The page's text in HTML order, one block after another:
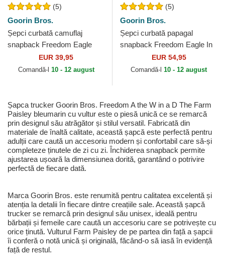
(5)
Goorin Bros.
Șepci curbată camuflaj
snapback Freedom Eagle
Camouflage Seasonal Real
Tree The Farm Goorin Bros.
EUR 39,95
Comandă-l 10 - 12 august
(5)
Goorin Bros.
Șepci curbată papagal
snapback Freedom Eagle In
The Element The Farm
Goorin Bros.
EUR 54,95
Comandă-l 10 - 12 august
Șapca trucker Goorin Bros. Freedom A the W in a D The Farm
Paisley bleumarin cu vultur este o piesă unică ce se remarcă
prin designul său atrăgător și stilul versatil. Fabricată din
materiale de înaltă calitate, această șapcă este perfectă pentru
adulții care caută un accesoriu modern și confortabil care să-și
completeze ținutele de zi cu zi. Închiderea snapback permite
ajustarea ușoară la dimensiunea dorită, garantând o potrivire
perfectă de fiecare dată.
Marca Goorin Bros. este renumită pentru calitatea excelentă și
atenția la detalii în fiecare dintre creațiile sale. Această șapcă
trucker se remarcă prin designul său unisex, ideală pentru
bărbații și femeile care caută un accesoriu care se potrivește cu
orice ținută. Vulturul Farm Paisley de pe partea din față a șapcii
îi conferă o notă unică și originală, făcând-o să iasă în evidență
față de restul.